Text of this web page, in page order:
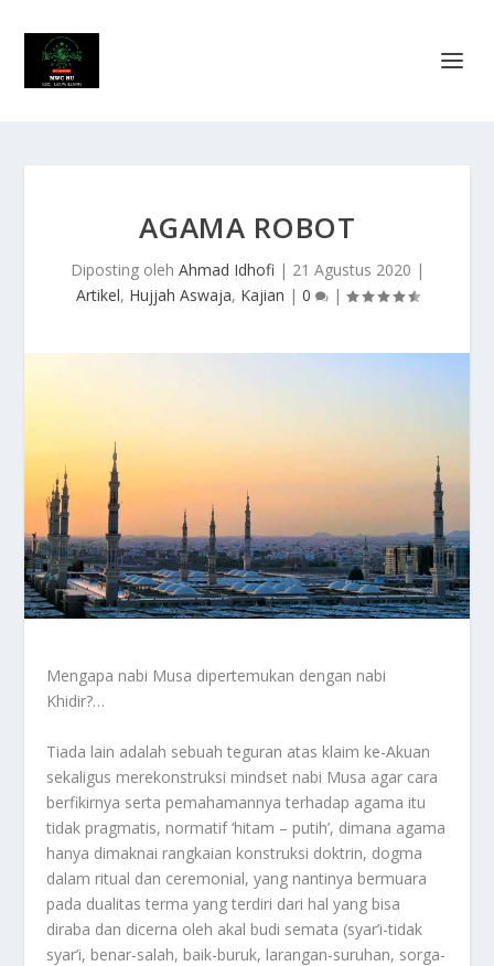
AGAMA ROBOT
Diposting oleh Ahmad Idhofi | 21 Agustus 2020 |
Artikel, Hujjah Aswaja, Kajian | 0 |
Mengapa nabi Musa dipertemukan dengan nabi
Khidir?…
Tiada lain adalah sebuah teguran atas klaim ke-Akuan
sekaligus merekonstruksi mindset nabi Musa agar cara
berfikirnya serta pemahamannya terhadap agama itu
tidak pragmatis, normatif ‘hitam – putih’, dimana agama
hanya dimaknai rangkaian konstruksi doktrin, dogma
dalam ritual dan ceremonial, yang nantinya bermuara
pada dualitas terma yang terdiri dari hal yang bisa
diraba dan dicerna oleh akal budi semata (syar’i-tidak
syar’i, benar-salah, baik-buruk, larangan-suruhan, sorga-